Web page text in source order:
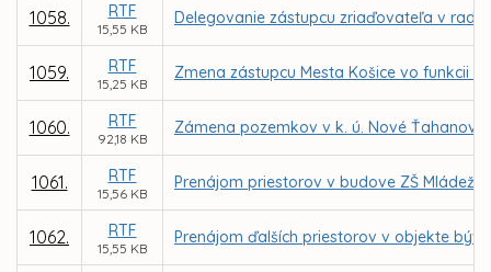
1058. RTF
15,55 KB
Delegovanie zástupcu zriaďovateľa v
1059. RTF
15,25 KB
Zmena zástupcu Mesta Košice vo funkcii
1060. RTF
92,18 KB
Zámena pozemkov v k. ú. Nové
1061. RTF
15,56 KB
Prenájom priestorov v budove ZŠ
1062. RTF
15,55 KB
Prenájom ďalších priestorov v objekte býv.